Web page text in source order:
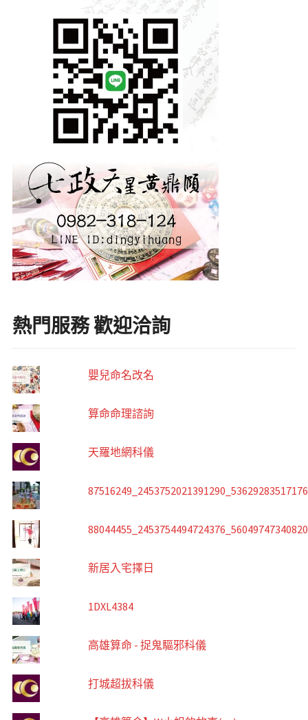
熱門服務 歡迎洽詢
嬰兒命名改名
算命命理諮詢
天羅地網科儀
新居入宅擇日
1DXL4384
高雄算命 - 捉鬼驅邪科儀
打城超拔科儀